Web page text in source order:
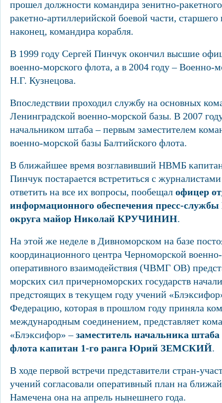
прошел должности командира зенитно-
ракетно-артиллерийской боевой части,
наконец, командира корабля.
В 1999 году Сергей Пинчук окончил высшие
военно-морского флота, а в 2004 году –
Н.Г. Кузнецова.
Впоследствии проходил службу на основных
Ленинградской военно-морской базы. В 2007
начальником штаба – первым заместителем
военно-морской базы Балтийского флота.
В ближайшее время возглавивший НВМБ
Пинчук постарается встретиться с
ответить на все их вопросы, пообещал офицер
информационного обеспечения пресс-
округа майор Николай КРУЧИНИН.
На этой же неделе в Дивноморском на базе
координационного центра Черноморской
оперативного взаимодействия (ЧВМГ ОВ)
морских сил причерноморских государств
предстоящих в текущем году учений
Федерацию, которая в прошлом году приняла
международным соединением, представляет
«Блэксифор» –заместитель начальника
флота капитан 1-го ранга Юрий ЗЕМСКИЙ.
В ходе первой встречи представители стран-
учений согласовали оперативный план на
Намечена она на апрель нынешнего года.